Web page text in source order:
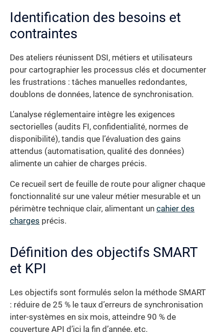
Identification des besoins et
contraintes
Des ateliers réunissent DSI, métiers et utilisateurs
pour cartographier les processus clés et documenter
les frustrations : tâches manuelles redondantes,
doublons de données, latence de synchronisation.
L’analyse réglementaire intègre les exigences
sectorielles (audits FI, confidentialité, normes de
disponibilité), tandis que l’évaluation des gains
attendus (automatisation, qualité des données)
alimente un cahier de charges précis.
Ce recueil sert de feuille de route pour aligner chaque
fonctionnalité sur une valeur métier mesurable et un
périmètre technique clair, alimentant un cahier des
charges précis.
Définition des objectifs SMART
et KPI
Les objectifs sont formulés selon la méthode SMART
: réduire de 25 % le taux d’erreurs de synchronisation
inter-systèmes en six mois, atteindre 90 % de
couverture API d’ici la fin d’année, etc.